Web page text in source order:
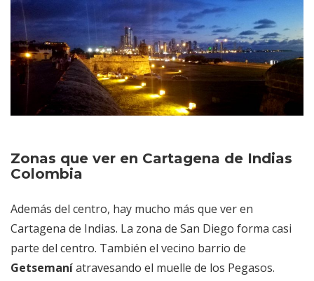
Zonas que ver en Cartagena de Indias
Colombia
Además del centro, hay mucho más que ver en
Cartagena de Indias. La zona de San Diego forma casi
parte del centro. También el vecino barrio de
Getsemaníatravesando el muelle de los Pegasos.